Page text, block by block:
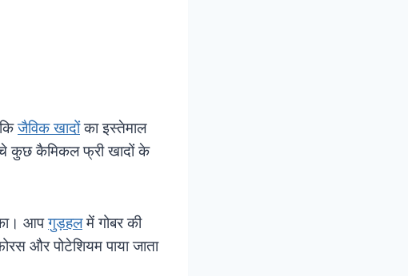
जैविक खादोंका इस्तेमाल
कुछ कैमिकल फ्री खादों के
का। आपगुड़हलमें गोबर की
और पोटेशियम पाया जाता